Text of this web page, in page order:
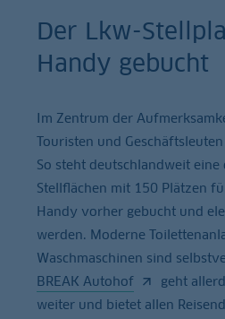
Der Lkw-
Handy gebucht
Im Zentrum der
Touristen und
So steht deutschlandweit eine
Stellflächen mit 150 Plätzen
Handy vorher gebucht und
werden. Moderne
Waschmaschinen sind
BREAK Autohof
geht
weiter und bietet allen